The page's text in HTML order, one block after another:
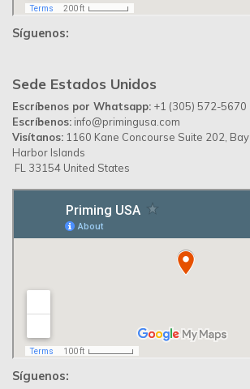
Síguenos:
Sede Estados Unidos
Escríbenos por Whatsapp: +1 (305) 572-5670
Escríbenos: info@primingusa.com
Visítanos: 1160 Kane Concourse Suite 202, Bay
Harbor Islands
FL 33154 United States
Síguenos: